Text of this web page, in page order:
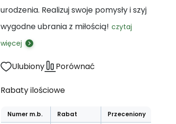
urodzenia. Realizuj swoje pomysły i szyj
wygodne ubrania z miłością! czytaj
więcej
Ulubiony Porównać
Rabaty ilościowe
Numer m.b. Rabat
Przeceniony